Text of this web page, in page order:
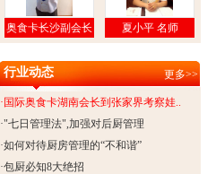
奥食卡长沙副会长
夏小平 名师
行业动态 更多>>
·国际奥食卡湖南会长到张家界考察娃..
·"七日管理法",加强对后厨管理
·如何对待厨房管理的“不和谐”
·包厨必知8大绝招